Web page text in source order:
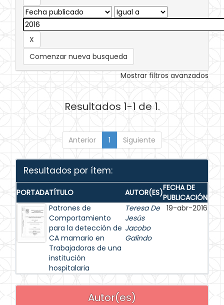
Comenzar nueva busqueda
Mostrar filtros avanzados
Resultados 1-1 de 1.
Anterior 1 Siguiente
Resultados por ítem:
PORTADATÍTULO AUTOR(ES)FECHA DE
PUBLICACIÓN
Patrones de
Comportamiento
para la detección de
CA mamario en
Trabajadoras de una
institución
hospitalaria
Teresa De
Jesús
Jacobo
Galindo
19-abr-2016
Autor(es)